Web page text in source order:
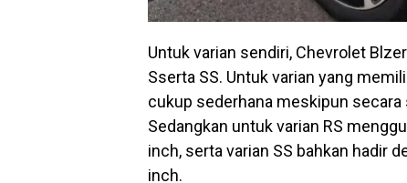
Untuk varian sendiri, Chevrolet
Sserta SS. Untuk varian yang
cukup sederhana meskipun
Sedangkan untuk varian RS
inch, serta varian SS bahkan hadir
inch.